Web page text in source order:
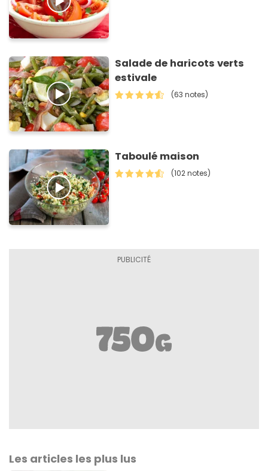
Salade de haricots verts
estivale
(63 notes)
Taboulé maison
(102 notes)
Les articles les plus lus